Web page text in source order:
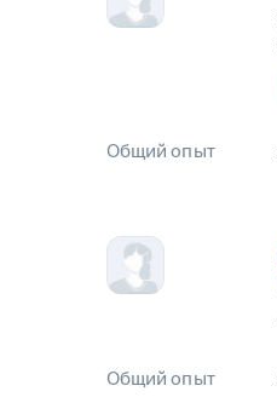
Общий опыт
Общий опыт